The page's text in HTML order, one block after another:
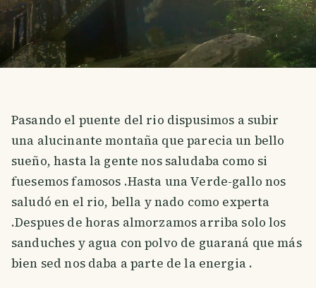
Pasando el puente del rio dispusimos a subir
una alucinante montaña que parecia un bello
sueño, hasta la gente nos saludaba como si
fuesemos famosos .Hasta una Verde-gallo nos
saludó en el rio, bella y nado como experta
.Despues de horas almorzamos arriba solo los
sanduches y agua con polvo de guaraná que más
bien sed nos daba a parte de la energia .